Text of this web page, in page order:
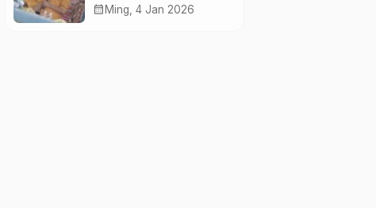
Jabatan adalah
calendar_month Ming, 4 Jan 2026